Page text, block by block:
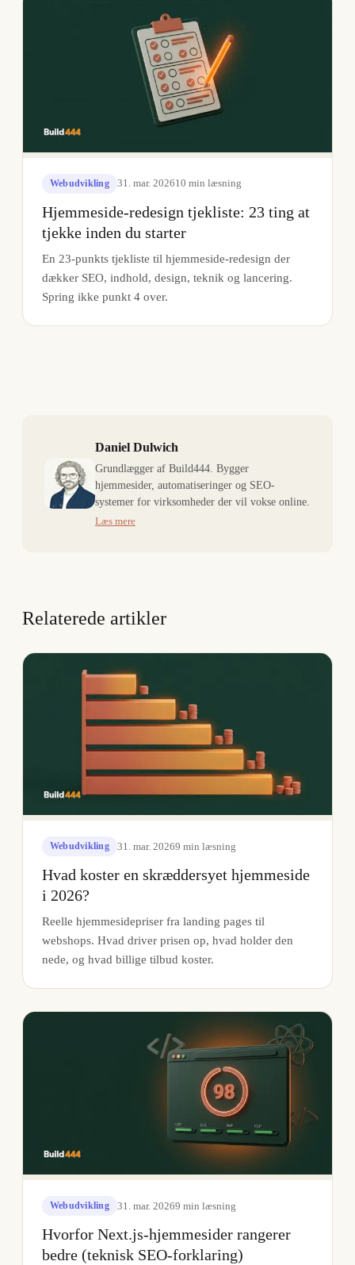
Webudvikling 31. mar. 202610 min læsning
Hjemmeside-redesign tjekliste: 23 ting at
tjekke inden du starter
En 23-punkts tjekliste til hjemmeside-redesign der
dækker SEO, indhold, design, teknik og lancering.
Spring ikke punkt 4 over.
Daniel Dulwich
Grundlægger af Build444. Bygger
hjemmesider, automatiseringer og SEO-
systemer for virksomheder der vil vokse online.
Læs mere
Relaterede artikler
Webudvikling 31. mar. 20269 min læsning
Hvad koster en skræddersyet hjemmeside
i 2026?
Reelle hjemmesidepriser fra landing pages til
webshops. Hvad driver prisen op, hvad holder den
nede, og hvad billige tilbud koster.
Webudvikling 31. mar. 20269 min læsning
Hvorfor Next.js-hjemmesider rangerer
bedre (teknisk SEO-forklaring)